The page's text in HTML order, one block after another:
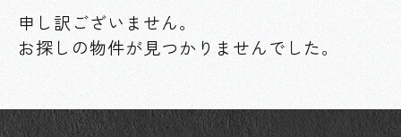
申し訳ございません。
お探しの物件が見つかりませんでした。